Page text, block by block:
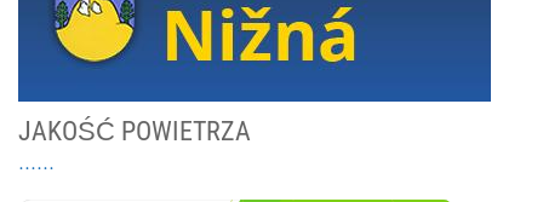
JAKOŚĆ POWIETRZA